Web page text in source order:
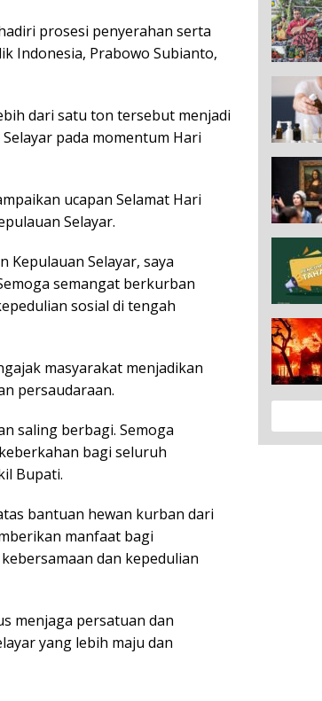
prosesi penyerahan serta
Indonesia, Prabowo Subianto,
dari satu ton tersebut menjadi
pada momentum Hari
ucapan Selamat Hari
Selayar.
Kepulauan Selayar, saya
semangat berkurban
sosial di tengah
masyarakat menjadikan
persaudaraan.
saling berbagi. Semoga
bagi seluruh
Bupati.
bantuan hewan kurban dari
manfaat bagi
dan kepedulian
menjaga persatuan dan
yang lebih maju dan